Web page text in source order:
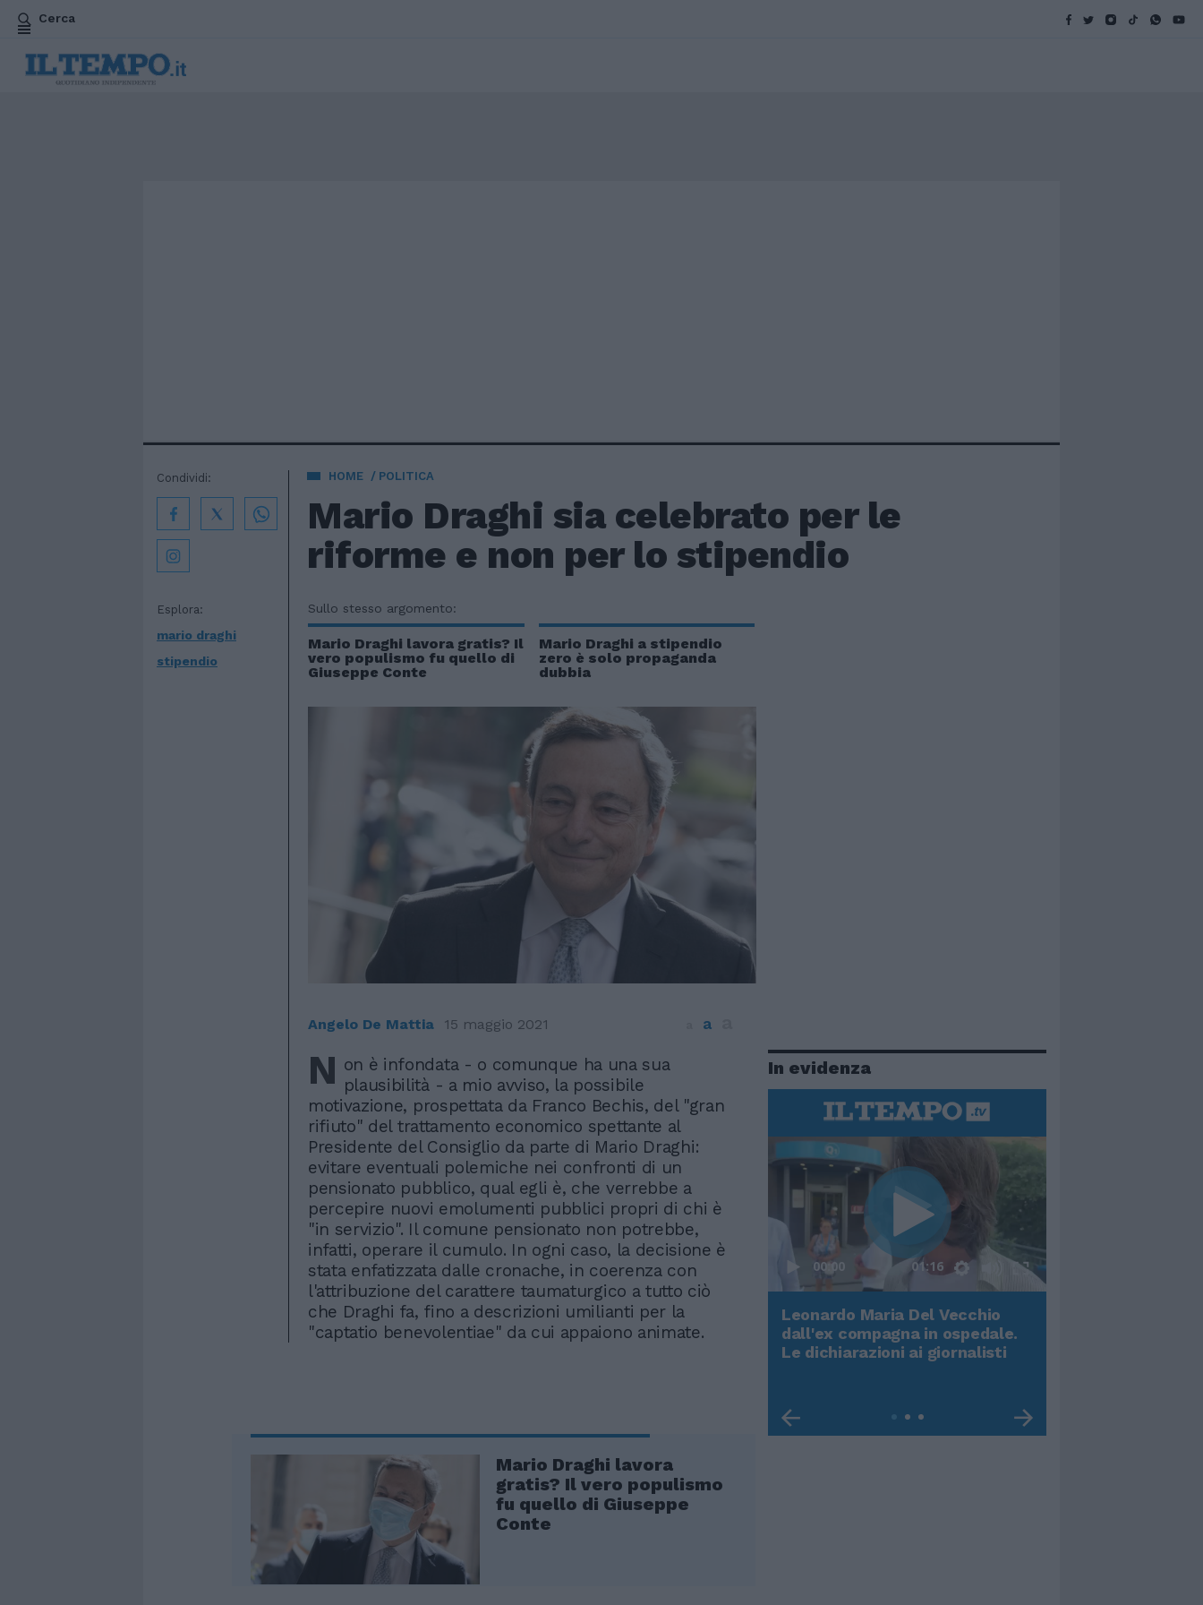
Cerca
HOME POLITICA
Mario Draghi sia celebrato per le
riforme e non per lo stipendio
Esplora:
mario draghi
stipendio
Condividi:
Sullo stesso argomento:
Mario Draghi lavora gratis? Il
vero populismo fu quello di
Giuseppe Conte
Mario Draghi a stipendio
zero è solo propaganda
dubbia
Angelo De Mattia 15 maggio 2021 a
N on è infondata - o comunque ha una sua
plausibilità - a mio avviso, la possibile
motivazione, prospettata da Franco Bechis, del "gran
rifiuto" del trattamento economico spettante al
Presidente del Consiglio da parte di Mario Draghi:
evitare eventuali polemiche nei confronti di un
pensionato pubblico, qual egli è, che verrebbe a
percepire nuovi emolumenti pubblici propri di chi è
"in servizio". Il comune pensionato non potrebbe,
infatti, operare il cumulo. In ogni caso, la decisione è
stata enfatizzata dalle cronache, in coerenza con
l'attribuzione del carattere taumaturgico a tutto ciò
che Draghi fa, fino a descrizioni umilianti per la
"captatio benevolentiae" da cui appaiono animate.
Mario Draghi lavora
gratis? Il vero populismo
fu quello di Giuseppe
Conte
In evidenza
Rudy Giuliani a Come States?
00:00 01:16
Leonardo Maria Del Vecchio
dall'ex compagna in ospedale.
Le dichiarazioni ai giornalisti